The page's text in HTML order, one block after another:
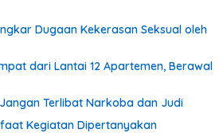
Dugaan Kekerasan Seksual oleh
dari Lantai 12 Apartemen, Berawal
Terlibat Narkoba dan Judi
Kegiatan Dipertanyakan